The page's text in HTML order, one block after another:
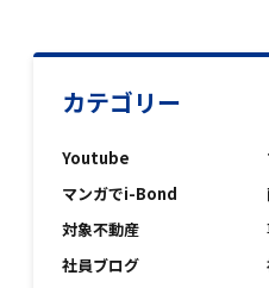
カテゴリー
Youtube
マンガでi-Bond
対象不動産
社員ブログ